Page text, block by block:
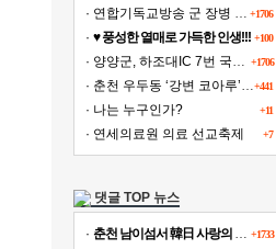
+1706
· 연합기독교방송 군 장병 위문!!!
+100
· ♥ 풍성한 열매로 가득한 인생!!!
+1706
· 양양군, 하조대IC 7번 국도∼양양공항 도로개설
+441
· 춘천 우두동 ‘강변 코아루’ 파격가 분양
+11
· 나는 누구인가?
+7
· 연세의료원 의료 선교축제
댓글 TOP 뉴스
+1733
· 춘천 남이섬서 韓日 사랑의 김장나누기